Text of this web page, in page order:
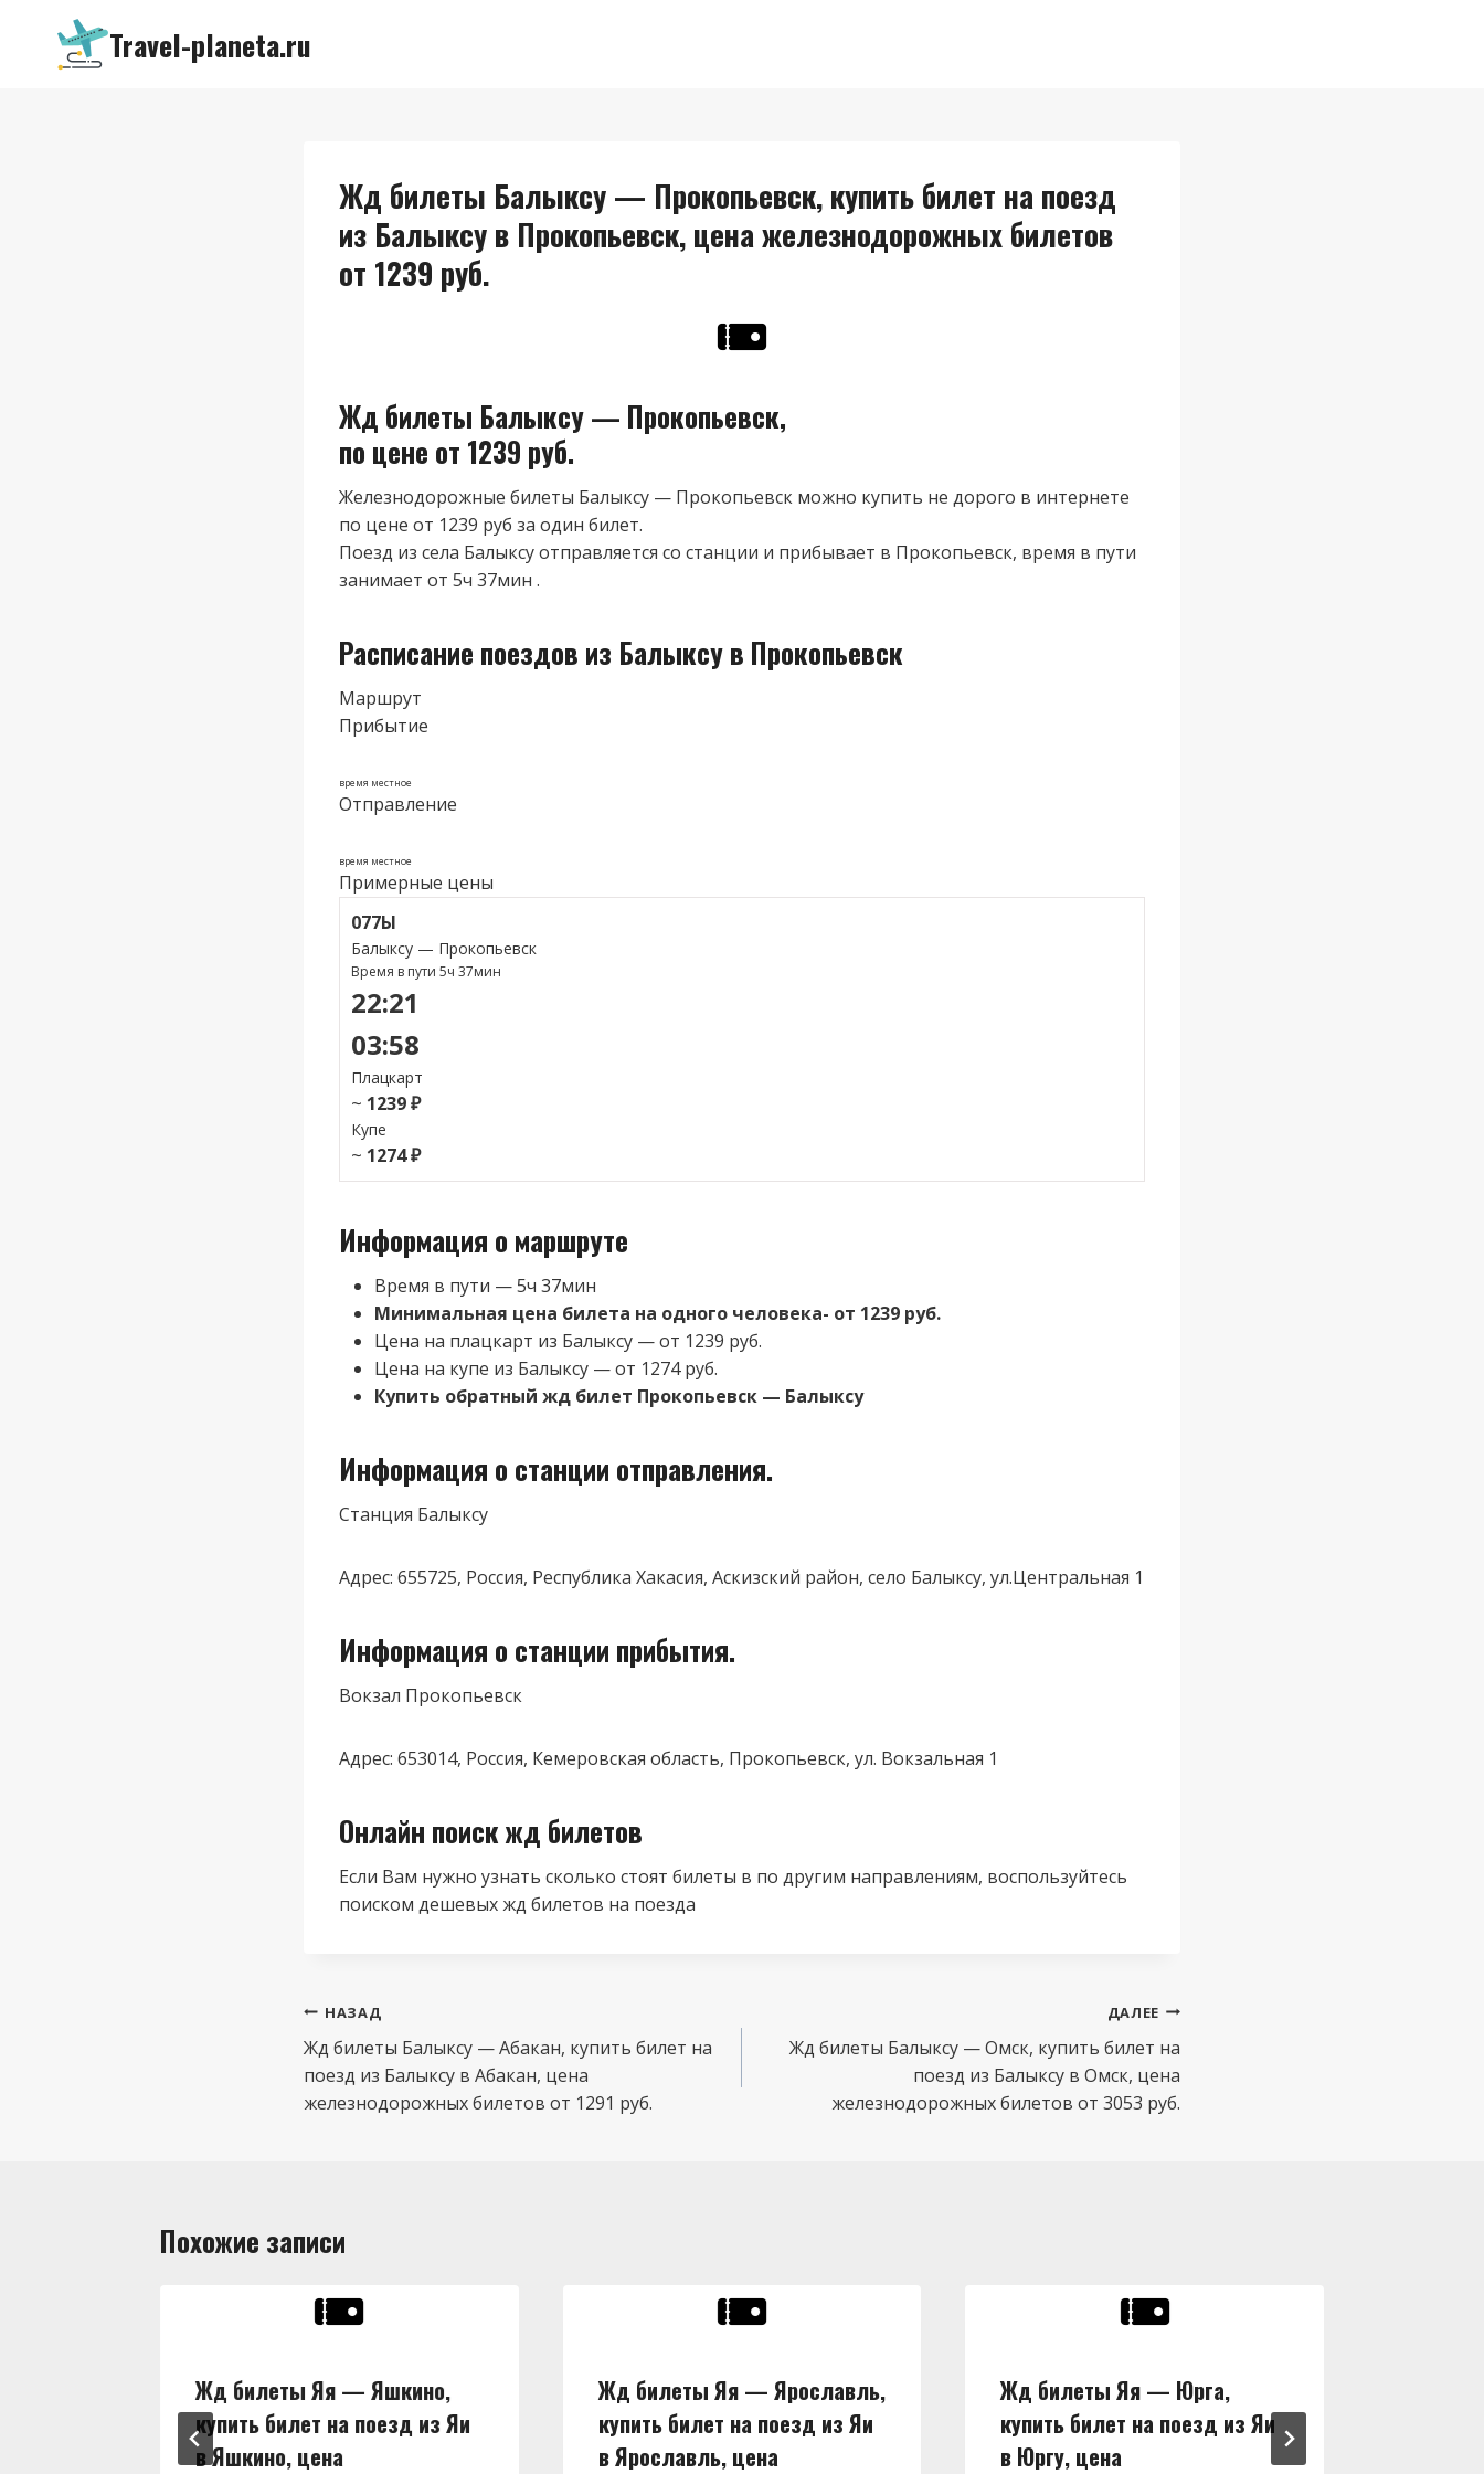
Перейти
содержимому
Travel-planeta.ru
Жд билеты Балыксу — Прокопьевск, купить билет на поезд
из Балыксу в Прокопьевск, цена железнодорожных билетов
от 1239 руб.
Жд билеты Балыксу — Прокопьевск,
по цене от 1239 руб.
Железнодорожные билеты Балыксу — Прокопьевск можно купить не дорого в интернете
по цене от 1239 руб за один билет.
Поезд из cела Балыксу отправляется со станции и прибывает в Прокопьевск, время в пути
занимает от 5ч 37мин .
Расписание поездов из Балыксу в Прокопьевск
Маршрут
Прибытие
время местное
Отправление
время местное
Примерные цены
077Ы
Балыксу — Прокопьевск
Время в пути 5ч 37мин
22:21
03:58
Плацкарт
~ 1239 ₽
Купе
~ 1274 ₽
Информация о маршруте
Время в пути — 5ч 37мин
Минимальная цена билета на одного человека- от 1239 руб.
Цена на плацкарт из Балыксу — от 1239 руб.
Цена на купе из Балыксу — от 1274 руб.
Купить обратный жд билет Прокопьевск — Балыксу
Информация о станции отправления.
Станция Балыксу
Адрес: 655725, Россия, Республика Хакасия, Аскизский район, село Балыксу, ул.Центральная 1
Информация о станции прибытия.
Вокзал Прокопьевск
Адрес: 653014, Россия, Кемеровская область, Прокопьевск, ул. Вокзальная 1
Онлайн поиск жд билетов
Если Вам нужно узнать сколько стоят билеты в по другим направлениям, воспользуйтесь
поиском дешевых жд билетов на поезда
Навигация
по
записям
НАЗАД
Жд билеты Балыксу — Абакан, купить билет на
поезд из Балыксу в Абакан, цена
железнодорожных билетов от 1291 руб.
ДАЛЕЕ
Жд билеты Балыксу — Омск, купить билет на
поезд из Балыксу в Омск, цена
железнодорожных билетов от 3053 руб.
Похожие записи
Жд билеты Яя — Яшкино,
купить билет на поезд из Яи
в Яшкино, цена
Жд билеты Яя — Ярославль,
купить билет на поезд из Яи
в Ярославль, цена
Жд билеты Яя — Юрга,
купить билет на поезд из Яи
в Юргу, цена